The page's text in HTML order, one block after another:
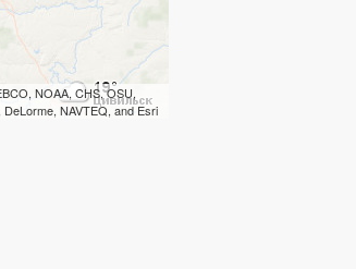
NOAA, CHS, OSU,
NAVTEQ, and Esri